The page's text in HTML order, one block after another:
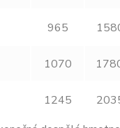
965
1070
1245